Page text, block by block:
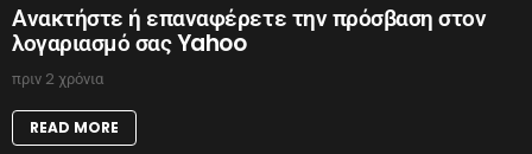
Ανακτήστε ή επαναφέρετε την πρόσβαση στον
λογαριασμό σας Yahoo
πριν 2 χρόνια
READ MORE